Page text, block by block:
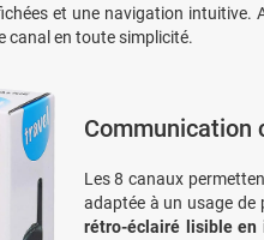
et une navigation
canal en toute simplicité.
Communication
Les 8 canaux
adaptée à un usage de
rétro-éclairé lisible en